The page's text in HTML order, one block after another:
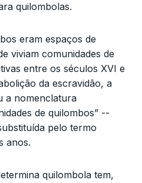
quilombolas.
eram espaços de
viviam comunidades de
entre os séculos XVI e
da escravidão, a
a nomenclatura
de quilombos” --
pelo termo
anos.
quilombola tem,